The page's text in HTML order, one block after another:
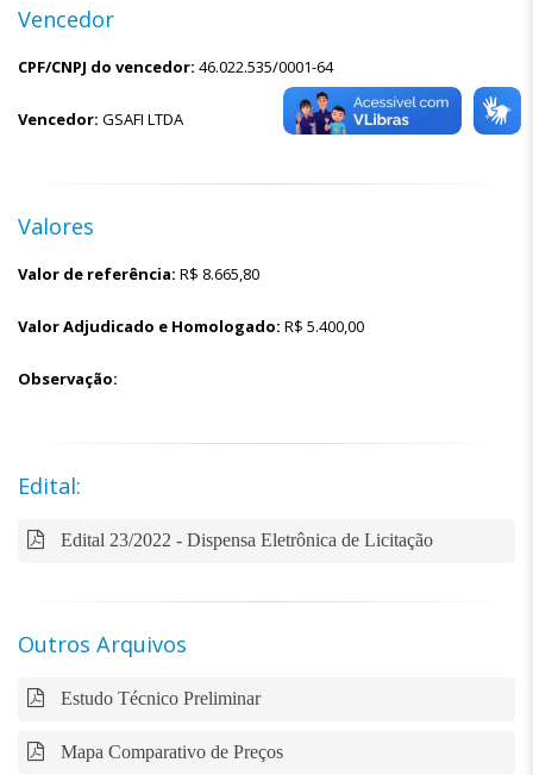
Vencedor
CPF/CNPJ do vencedor: 46.022.535/0001-64
Vencedor: GSAFI LTDA
Valores
Valor de referência: R$ 8.665,80
Valor Adjudicado e Homologado: R$ 5.400,00
Observação:
Edital:
Edital 23/2022 - Dispensa Eletrônica de Licitação
Outros Arquivos
Estudo Técnico Preliminar
Mapa Comparativo de Preços